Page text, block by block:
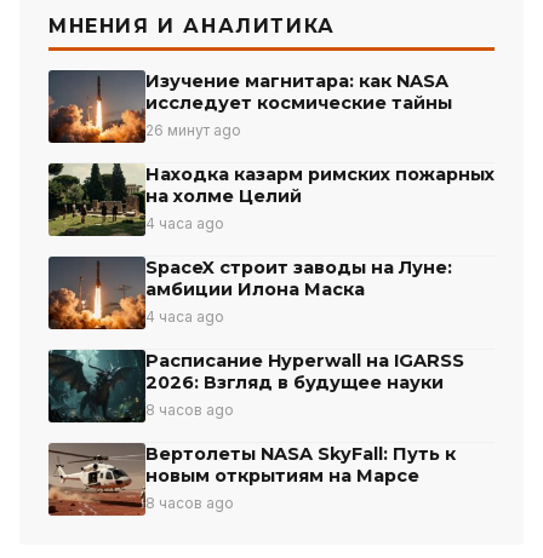
МНЕНИЯ И АНАЛИТИКА
Изучение магнитара: как NASA
исследует космические тайны
26 минут ago
Находка казарм римских пожарных
на холме Целий
4 часа ago
SpaceX строит заводы на Луне:
амбиции Илона Маска
4 часа ago
Расписание Hyperwall на IGARSS
2026: Взгляд в будущее науки
8 часов ago
Вертолеты NASA SkyFall: Путь к
новым открытиям на Марсе
8 часов ago